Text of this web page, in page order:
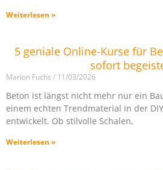
Weiterlesen »
5 geniale Online-Kurse für
sofort
Marion Fuchs 11/03/2026
Beton ist längst nicht mehr nur ein
einem echten Trendmaterial in der
entwickelt. Ob stilvolle Schalen,
Weiterlesen »